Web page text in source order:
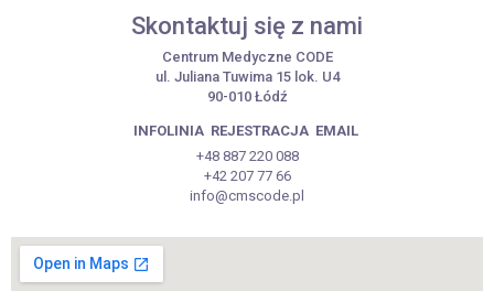
Skontaktuj się z nami
Centrum Medyczne CODE
ul. Juliana Tuwima 15 lok. U4
90-010 Łódź
INFOLINIA REJESTRACJA EMAIL
+48 887 220 088
+42 207 77 66
info@cmscode.pl